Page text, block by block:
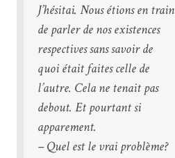
J’hésitai. Nous étions en train
de parler de nos existences
respectives sans savoir de
quoi était faites celle de
l’autre. Cela ne tenait pas
debout. Et pourtant si
apparement.
– Quel est le vrai problème?